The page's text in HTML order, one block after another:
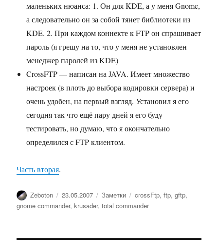
маленьких нюанса: 1. Он для KDE, а у меня Gnome,
а следовательно он за собой тянет библиотеки из
KDE. 2. При каждом коннекте к FTP он спрашивает
пароль (я грешу на то, что у меня не установлен
менеджер паролей из KDE)
CrossFTP — написан на JAVA. Имеет множество
настроек (в плоть до выбора кодировки сервера) и
очень удобен, на первый взгляд. Установил я его
сегодня так что ещё пару дней я его буду
тестировать, но думаю, что я окончательно
определился с FTP клиентом.
Часть вторая.
Автор
Zeboton Опубликовано
23.05.2007 Рубрики
Заметки Метки
crossFtp,ftp,gftp,
gnome commander,krusader,total commander